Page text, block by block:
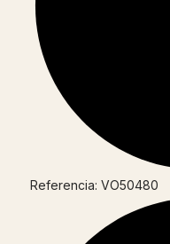
Referencia: VO50480